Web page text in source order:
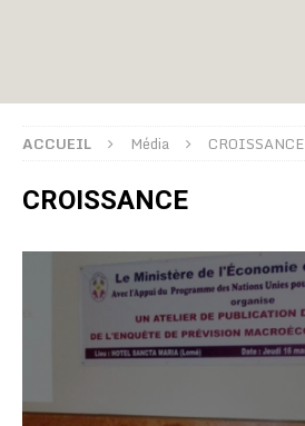
ACCUEIL Média CROISSANCE
CROISSANCE